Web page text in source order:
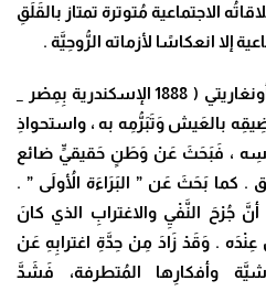
الاجتماعية مُتوترة تمتاز بالقَلَقِ
إلا انعكاسًا لأزماته الرُّوحِيَّة .
( 1888 الإسكندرية بِمِصْر _
بالعَيش وَتَبَرُّمِه به ، واستحواذِ
، فَبَحَثَ عَنْ وَطَنٍ حَقيقيٍّ ضائع
كما بَحَثَ عَن ” البَرَاءَة الأُولَى ” .
جُرْحَ النَّفْيِ والاغترابِ الذي كانَ
. وَقَدْ زَادَ مِنْ حِدَّةِ اغترابِهِ عَنْ
وأفكارِها المُتطرفة، فَشَدَّ